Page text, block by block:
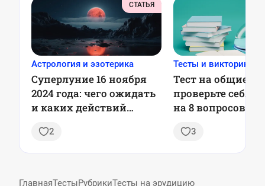
СТАТЬЯ
Астрология и эзотерика
Суперлуние 16 ноября
2024 года: чего ожидать
и каких действий
2
Тесты и викторины
Тест на общие
проверьте себя,
на 8 вопросов
3
ГлавнаяТестыРубрикиТесты на эрудицию